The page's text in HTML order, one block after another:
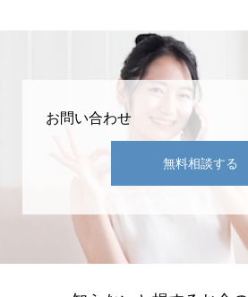
お問い合わせ
無料相談する